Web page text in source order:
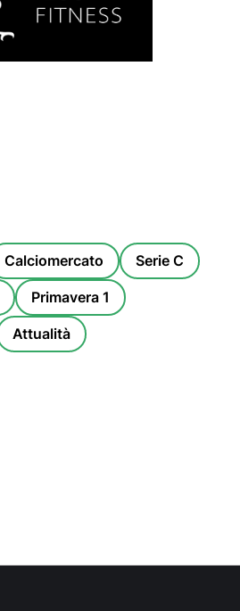
Calciomercato Serie C
Primavera 1
Attualità